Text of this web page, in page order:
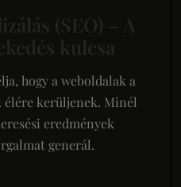
(SEO) – A
kulcsa
hogy a weboldalak a
kerüljenek. Minél
eredmények
generál.